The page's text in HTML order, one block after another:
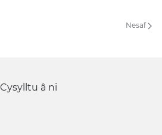
Nesaf
Cysylltu â ni